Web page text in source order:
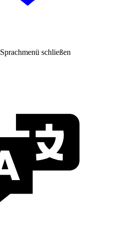
Sprachmenü schließen